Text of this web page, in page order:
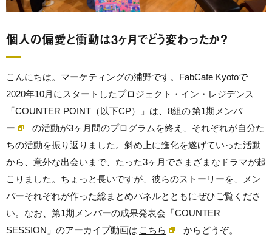
個人の偏愛と衝動は3ヶ月でどう変わったか？
こんにちは。マーケティングの浦野です。FabCafe Kyotoで
2020年10月にスタートしたプロジェクト・イン・レジデンス
「COUNTER POINT（以下CP）」は、8組の第1期メンバ
ー
の活動が3ヶ月間のプログラムを終え、それぞれが自分た
ちの活動を振り返りました。斜め上に進化を遂げていった活動
から、意外な出会いまで、たった3ヶ月でさまざまなドラマが起
こりました。ちょっと長いですが、彼らのストーリーを、メン
バーそれぞれが作った総まとめパネルとともにぜひご覧くださ
い。なお、第1期メンバーの成果発表会「COUNTER
SESSION」のアーカイブ動画は こちら からどうぞ。